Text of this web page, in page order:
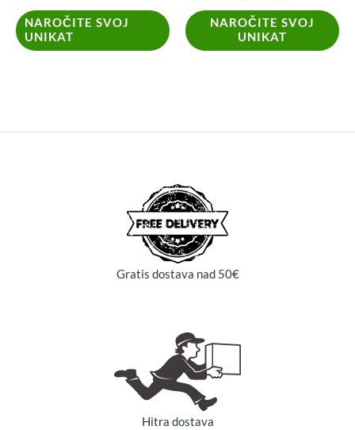
NAROČITE SVOJ
UNIKAT
NAROČITE SVOJ
UNIKAT
Gratis dostava nad 50€
Hitra dostava